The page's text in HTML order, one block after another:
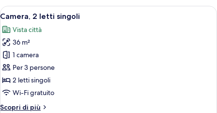
letto
king
Apri
tutte
le
foto
per
Camera,
2
letti
Una camera d'albergo con due letti,
6
Camera, 2 letti singoli
Vista città
36 m²
1 camera
Per 3 persone
2 letti singoli
Wi-Fi gratuito
Scopri di più
Altri